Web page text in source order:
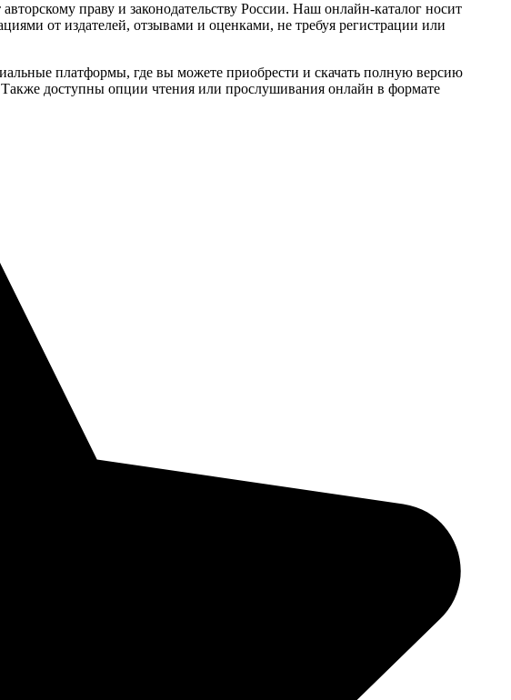
праву и законодательству России. Наш онлайн-каталог носит
от издателей, отзывами и оценками, не требуя регистрации или
платформы, где вы можете приобрести и скачать полную версию
доступны опции чтения или прослушивания онлайн в формате